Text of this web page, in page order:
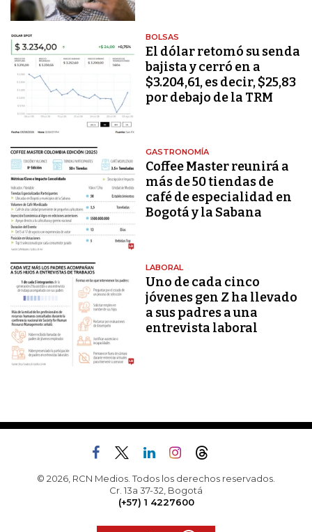
BOLSAS
El dólar retomó su senda
bajista y cerró en a
$3.204,61, es decir, $25,83
por debajo de la TRM
GASTRONOMÍA
Coffee Master reunirá a
más de 50 tiendas de
café de especialidad en
Bogotá y la Sabana
LABORAL
Uno de cada cinco
jóvenes gen Z ha llevado
a sus padres a una
entrevista laboral
© 2026, RCN Medios. Todos los derechos reservados.
Cr. 13a 37-32, Bogotá
(+57) 1 4227600